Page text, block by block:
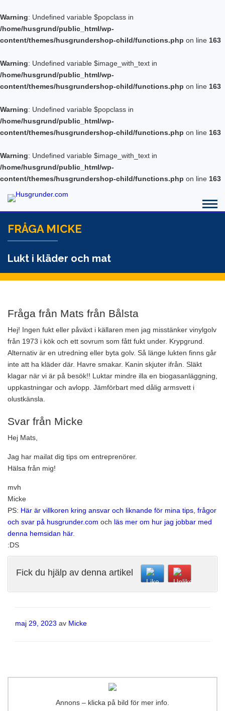
Warning: Undefined variable $popclass in
/home/husgrund/public_html/wp-
content/themes/husgrundershop-child/functions.php on line 163
Warning: Undefined variable $image_with_text in
/home/husgrund/public_html/wp-
content/themes/husgrundershop-child/functions.php on line 163
Warning: Undefined variable $popclass in
/home/husgrund/public_html/wp-
content/themes/husgrundershop-child/functions.php on line 163
Warning: Undefined variable $image_with_text in
/home/husgrund/public_html/wp-
content/themes/husgrundershop-child/functions.php on line 163
FRÅGA MICKE
Lukt i kläder och mat
Fråga från Mats från Bålsta
Hej! Ingen fukt eller påväxt i källaren men jag misstänker vinylgolv
från 1973 i kök och ett sovrum som fått fukt under. Krypgrund.
Alternativ är en utredning eller byta golv. Så länge lukten finns går
inte att ha kläder där. Havre smakar. Kanin skjuter ifrån. Släkt
klagar när vi är på besök!! Luktar mindre illa en biogasanläggning,
uppkastningar och avlopp. Jämförbart med dålig armsvett i
olustkänsla.
Svar från Micke
Hej Mats,
Jag har mailat dig tips om entreprenörer.
Hälsa från mig!
mvh
Micke
PS: Här är villkoren kring ansvar och liknande för mina tips, frågor
och svar på husgrunder.com och läs mer om hur jag jobbar med
denna hemsidan här.
:DS
Fick du hjälp av denna artikel
Publicerat
maj 29, 2023 av Micke
Annons – klicka på bild för mer info.